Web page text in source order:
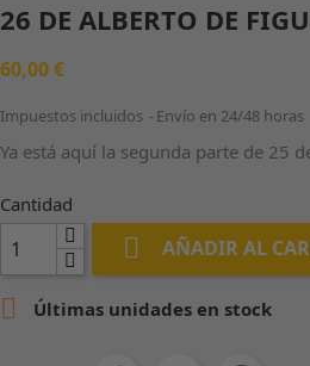
26 DE ALBERTO DE
60,00 €
Impuestos incluidos Envío en 24/48 horas
Ya está aquí la segunda parte de 25
Cantidad
 AÑADIR AL
 Últimas unidades en stock